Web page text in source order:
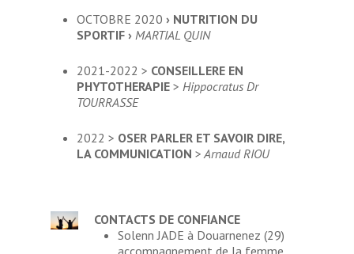
OCTOBRE 2020› NUTRITION DU
SPORTIF › MARTIAL QUIN
2021-2022 > CONSEILLERE EN
PHYTOTHERAPIE > Hippocratus Dr
TOURRASSE
2022 > OSER PARLER ET SAVOIR DIRE,
LA COMMUNICATION > Arnaud RIOU
CONTACTS DE CONFIANCE
Solenn JADE à Douarnenez (29)